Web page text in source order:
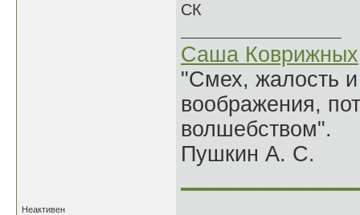
СК
Саша Коврижных
"Смех, жалость
воображения,
волшебством".
Пушкин А. С.
Неактивен